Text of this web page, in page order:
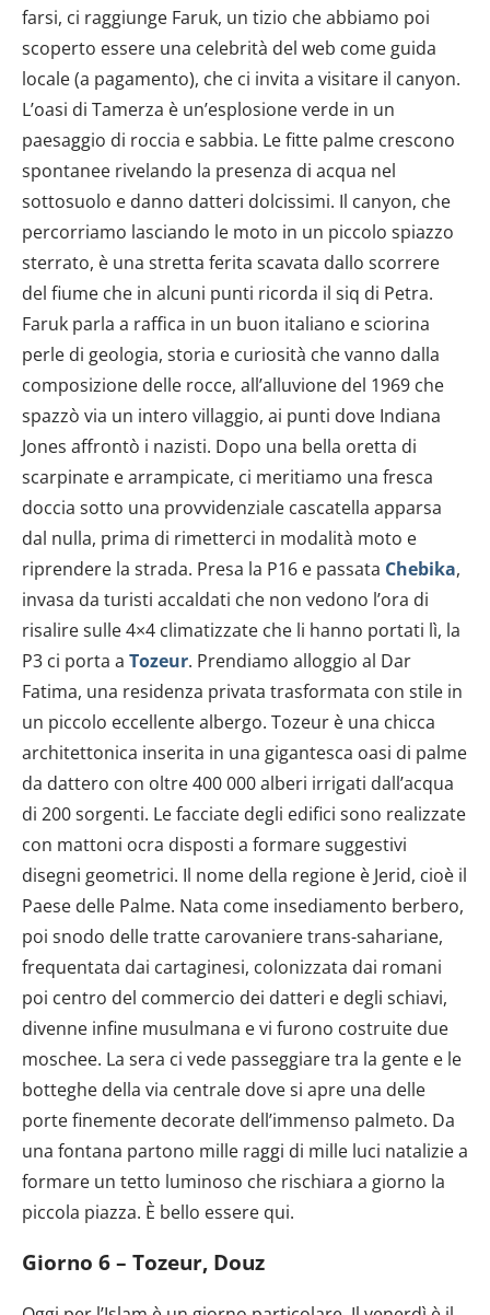
farsi, ci raggiunge Faruk, un tizio che abbiamo poi
scoperto essere una celebrità del web come guida
locale (a pagamento), che ci invita a visitare il canyon.
L’oasi di Tamerza è un’esplosione verde in un
paesaggio di roccia e sabbia. Le fitte palme crescono
spontanee rivelando la presenza di acqua nel
sottosuolo e danno datteri dolcissimi. Il canyon, che
percorriamo lasciando le moto in un piccolo spiazzo
sterrato, è una stretta ferita scavata dallo scorrere
del fiume che in alcuni punti ricorda il siq di Petra.
Faruk parla a raffica in un buon italiano e sciorina
perle di geologia, storia e curiosità che vanno dalla
composizione delle rocce, all’alluvione del 1969 che
spazzò via un intero villaggio, ai punti dove Indiana
Jones affrontò i nazisti. Dopo una bella oretta di
scarpinate e arrampicate, ci meritiamo una fresca
doccia sotto una provvidenziale cascatella apparsa
dal nulla, prima di rimetterci in modalità moto e
riprendere la strada. Presa la P16 e passata Chebika,
invasa da turisti accaldati che non vedono l’ora di
risalire sulle 4×4 climatizzate che li hanno portati lì, la
P3 ci porta a Tozeur. Prendiamo alloggio al Dar
Fatima, una residenza privata trasformata con stile in
un piccolo eccellente albergo. Tozeur è una chicca
architettonica inserita in una gigantesca oasi di palme
da dattero con oltre 400 000 alberi irrigati dall’acqua
di 200 sorgenti. Le facciate degli edifici sono realizzate
con mattoni ocra disposti a formare suggestivi
disegni geometrici. Il nome della regione è Jerid, cioè il
Paese delle Palme. Nata come insediamento berbero,
poi snodo delle tratte carovaniere trans-sahariane,
frequentata dai cartaginesi, colonizzata dai romani
poi centro del commercio dei datteri e degli schiavi,
divenne infine musulmana e vi furono costruite due
moschee. La sera ci vede passeggiare tra la gente e le
botteghe della via centrale dove si apre una delle
porte finemente decorate dell’immenso palmeto. Da
una fontana partono mille raggi di mille luci natalizie a
formare un tetto luminoso che rischiara a giorno la
piccola piazza. È bello essere qui.
Giorno 6 – Tozeur, Douz